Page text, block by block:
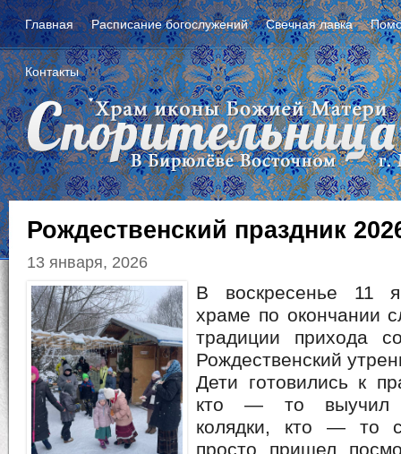
Главная Расписание богослужений Свечная лавка
Контакты
Рождественский праздник
13 января, 2026
В воскресенье 11
храме по окончании
традиции прихода
Рождественский
Дети готовились к
кто — то выучил
колядки, кто — то
просто пришел